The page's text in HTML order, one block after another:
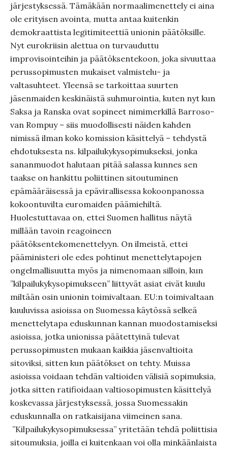
järjestyksessä. Tämäkään normaalimenettely ei aina
ole erityisen avointa, mutta antaa kuitenkin
demokraattista legitimiteettiä unionin päätöksille.
Nyt eurokriisin alettua on turvauduttu
improvisointeihin ja päätöksentekoon, joka sivuuttaa
perussopimusten mukaiset valmistelu- ja
valtasuhteet. Yleensä se tarkoittaa suurten
jäsenmaiden keskinäistä suhmurointia, kuten nyt kun
Saksa ja Ranska ovat sopineet nimimerkillä Barroso-
van Rompuy – siis muodollisesti näiden kahden
nimissä ilman koko komission käsittelyä – tehdystä
ehdotuksesta ns. kilpailukykysopimukseksi, jonka
sananmuodot halutaan pitää salassa kunnes sen
taakse on hankittu poliittinen sitoutuminen
epämääräisessä ja epävirallisessa kokoonpanossa
kokoontuvilta euromaiden päämiehiltä.
Huolestuttavaa on, ettei Suomen hallitus näytä
millään tavoin reagoineen
päätöksentekomenettelyyn. On ilmeistä, ettei
pääministeri ole edes pohtinut menettelytapojen
ongelmallisuutta myös ja nimenomaan silloin, kun
”kilpailukykysopimukseen” liittyvät asiat eivät kuulu
miltään osin unionin toimivaltaan. EU:n toimivaltaan
kuuluvissa asioissa on Suomessa käytössä selkeä
menettelytapa eduskunnan kannan muodostamiseksi
asioissa, jotka unionissa päätettyinä tulevat
perussopimusten mukaan kaikkia jäsenvaltioita
sitoviksi, sitten kun päätökset on tehty. Muissa
asioissa voidaan tehdän valtioiden välisiä sopimuksia,
jotka sitten ratifioidaan valtiosopimusten käsittelyä
koskevassa järjestyksessä, jossa Suomessakin
eduskunnalla on ratkaisijana viimeinen sana.
”Kilpailukykysopimuksessa” yritetään tehdä poliittisia
sitoumuksia, joilla ei kuitenkaan voi olla minkäänlaista